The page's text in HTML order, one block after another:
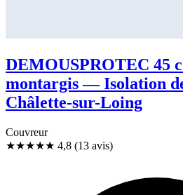
DEMOUSPROTEC 45
montargis — Isolation
Châlette-sur-Loing
Couvreur
★★★★★ 4,8 (13 avis)